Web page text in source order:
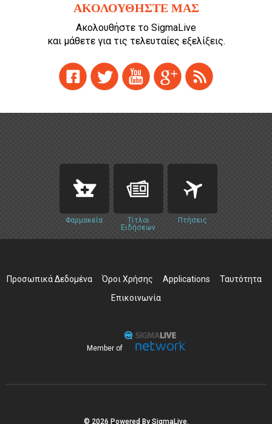
ΑΚΟΛΟΥΘΗΣΤΕ ΜΑΣ
Ακολουθήστε το SigmaLive
και μάθετε για τις τελευταίες εξελίξεις.
Φαρμακεία
Τίτλοι
Ειδήσεων
Πτήσεις
Προσωπικά Δεδομένα Όροι Χρήσης Applications
Ταυτότητα
Επικοινωνία
Member of
© 2026 Powered By SigmaLive.